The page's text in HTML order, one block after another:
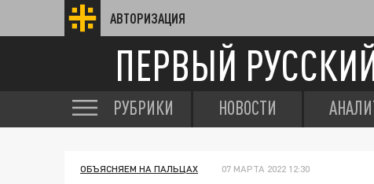
АВТОРИЗАЦИЯ
ПЕРВЫЙ
РУБРИКИ НОВОСТИ
ОБЪЯСНЯЕМ НА ПАЛЬЦАХ 07 МАРТА 2022 12:30